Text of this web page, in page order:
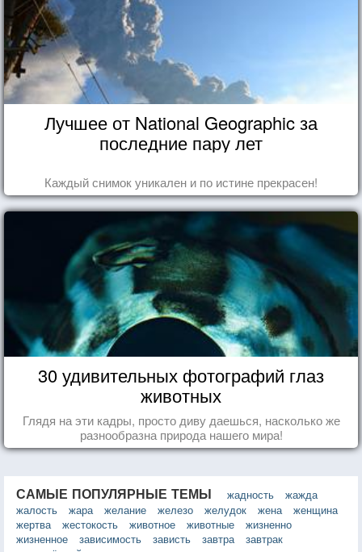
Лучшее от National Geographic за
последние пару лет
Каждый снимок уникален и по истине прекрасен!
30 удивительных фотографий глаз
животных
Глядя на эти кадры, просто диву даешься, насколько же
разнообразна природа нашего мира!
САМЫЕ ПОПУЛЯРНЫЕ ТЕМЫ жадность
жажда
жалость
жара желание железо желудок жена
женщина
жертва
жестокость животное животные
жизненно
жизненное
зависимость зависть завтра
завтрак